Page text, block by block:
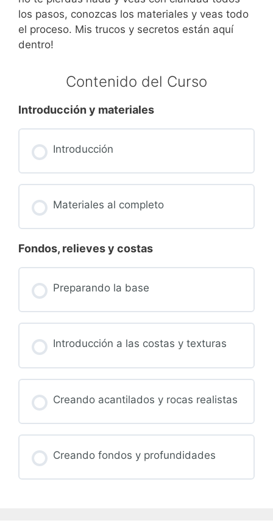
los pasos, conozcas los materiales y veas todo
el proceso. Mis trucos y secretos están aquí
dentro!
Contenido del Curso
Introducción y materiales
Introducción
Materiales al completo
Fondos, relieves y costas
Preparando la base
Introducción a las costas y texturas
Creando acantilados y rocas realistas
Creando fondos y profundidades